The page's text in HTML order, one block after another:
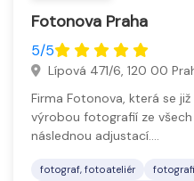
Fotonova Praha
5/5
Lípová 471/6, 120 00
Firma Fotonova, která se
výrobou fotografií ze
následnou adjustací.…
fotograf, fotoateliér